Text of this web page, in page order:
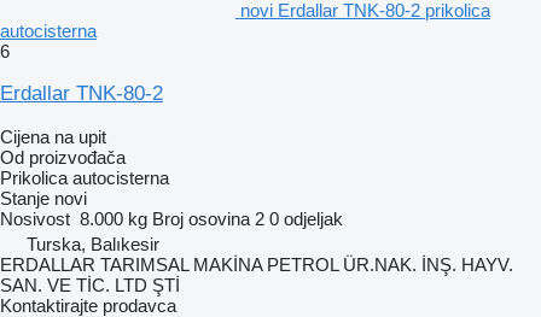
novi Erdallar TNK-80-2 prikolica
autocisterna
6
Erdallar TNK-80-2
Cijena na upit
Od proizvođača
Prikolica autocisterna
Stanje novi
Nosivost 8.000 kg Broj osovina 2 0 odjeljak
Turska, Balıkesir
ERDALLAR TARIMSAL MAKİNA PETROL ÜR.NAK. İNŞ. HAYV.
SAN. VE TİC. LTD ŞTİ
Kontaktirajte prodavca